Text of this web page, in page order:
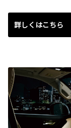
詳しくはこちら